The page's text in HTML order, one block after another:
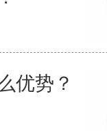
优势？